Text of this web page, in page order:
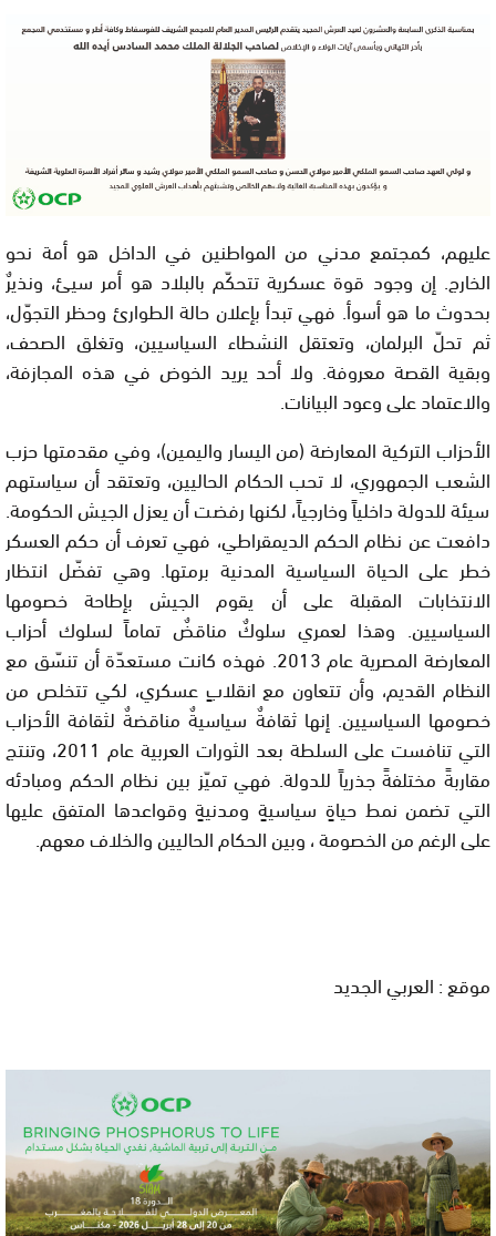
عليهم، كمجتمع مدني من المواطنين في الداخل هو أمة نحو
الخارج. إن وجود قوة عسكرية تتحكّم بالبلاد هو أمر سيئ، ونذيرٌ
بحدوث ما هو أسوأ. فهي تبدأ بإعلان حالة الطوارئ وحظر التجوّل،
ثم تحلّ البرلمان، وتعتقل النشطاء السياسيين، وتغلق الصحف،
وبقية القصة معروفة. ولا أحد يريد الخوض في هذه المجازفة،
والاعتماد على وعود البيانات.
الأحزاب التركية المعارضة (من اليسار واليمين)، وفي مقدمتها حزب
الشعب الجمهوري، لا تحب الحكام الحاليين، وتعتقد أن سياستهم
سيئة للدولة داخلياً وخارجياً، لكنها رفضت أن يعزل الجيش الحكومة.
دافعت عن نظام الحكم الديمقراطي، فهي تعرف أن حكم العسكر
خطر على الحياة السياسية المدنية برمتها. وهي تفضّل انتظار
الانتخابات المقبلة على أن يقوم الجيش بإطاحة خصومها
السياسيين. وهذا لعمري سلوكٌ مناقضٌ تماماً لسلوك أحزاب
المعارضة المصرية عام 2013. فهذه كانت مستعدّة أن تنسّق مع
النظام القديم، وأن تتعاون مع انقلابٍ عسكري، لكي تتخلص من
خصومها السياسيين. إنها ثقافةٌ سياسيةٌ مناقضةٌ لثقافة الأحزاب
التي تنافست على السلطة بعد الثورات العربية عام 2011، وتنتج
مقاربةً مختلفةً جذرياً للدولة. فهي تميّز بين نظام الحكم ومبادئه
التي تضمن نمط حياةٍ سياسيةٍ ومدنيةٍ وقواعدها المتفق عليها
على الرغم من الخصومة، وبين الحكام الحاليين والخلاف معهم.
موقع : العربي الجديد